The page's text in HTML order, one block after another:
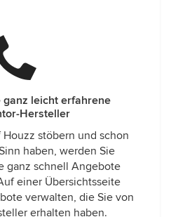
ganz leicht erfahrene
Hersteller
stöbern und schon
haben, werden Sie
ganz schnell Angebote
einer Übersichtsseite
verwalten, die Sie von
erhalten haben.